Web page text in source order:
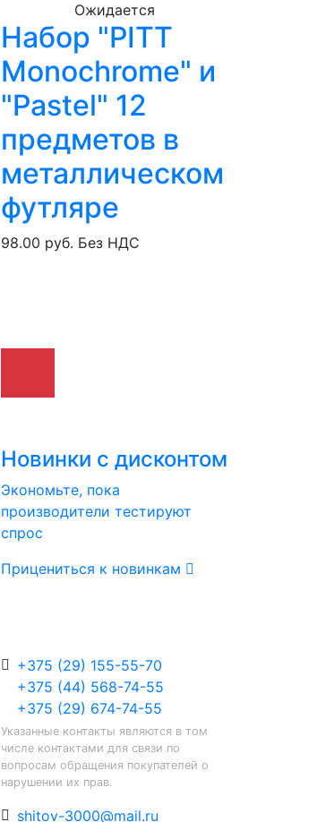
Ожидается
Набор "PITT
Monochrome" и
"Pastel" 12
предметов в
металлическом
футляре
98.00 руб. Без НДС
Новинки с дисконтом
Экономьте, пока
производители тестируют
спрос
Прицениться к новинкам
+375 (29) 155-55-70
+375 (44) 568-74-55
+375 (29) 674-74-55
Указанные контакты являются в том
числе контактами для связи по
вопросам обращения покупателей о
нарушении их прав.
shitov-3000@mail.ru